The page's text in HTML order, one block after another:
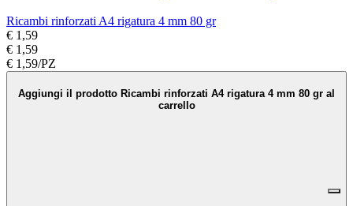
Ricambi rinforzati A4 rigatura 4 mm 80 gr
€ 1,59
€ 1,59
€ 1,59/PZ
Aggiungi il prodotto Ricambi rinforzati A4 rigatura 4 mm 80 gr al
carrello